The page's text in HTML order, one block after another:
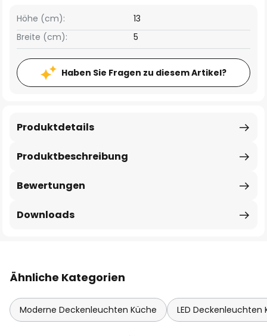
Breite (cm): 5
Höhe (cm): 13
Haben Sie Fragen zu diesem Artikel?
Produktbeschreibung
Produktdetails
Bewertungen
Downloads
Ähnliche Kategorien
Moderne Deckenleuchten Küche LED Deckenleuchten